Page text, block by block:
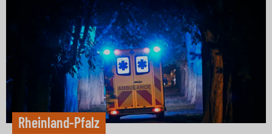
Rheinland-Pfalz